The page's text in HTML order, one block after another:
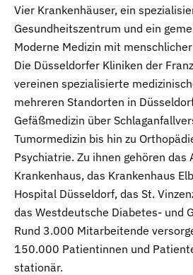
Vier Krankenhäuser, ein
Gesundheitszentrum und ein
Moderne Medizin mit
Die Düsseldorfer Kliniken der
vereinen spezialisierte
mehreren Standorten in
Gefäßmedizin über
Tumormedizin bis hin zu
Psychiatrie. Zu ihnen gehören das
Krankenhaus, das Krankenhaus
Hospital Düsseldorf, das St.
das Westdeutsche Diabetes- und
Rund 3.000 Mitarbeitende
150.000 Patientinnen und
stationär.